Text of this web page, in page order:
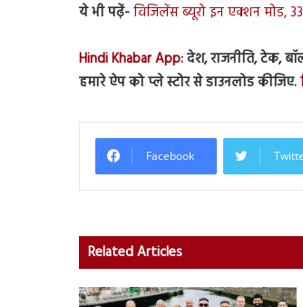
ये भी पढ़ें-विजिलेंस ब्यूरो इन एक्शन मोड,
Hindi Khabar App:देश, राजनीति, टेक,
हमारे ऐप को प्ले स्टोर से डाउनलोड कीजिए.
Facebook
Related Articles